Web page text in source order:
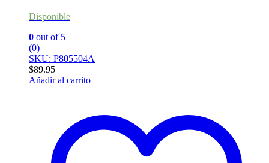
Disponible
0 out of 5
(0)
SKU: P805504A
$89.95
Añadir al carrito